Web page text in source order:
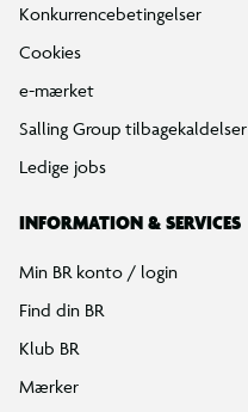
Konkurrencebetingelser
Cookies
e-mærket
Salling Group tilbagekaldelser
Ledige jobs
INFORMATION & SERVICES
Min BR konto / login
Find din BR
Klub BR
Mærker